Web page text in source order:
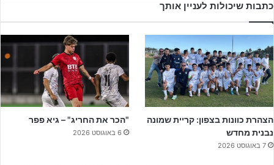
מחזור בליגות הנוער והילדים לא עניינית כלל!
חשוב לי לסכם ולהבהיר אנו במגמה של שיפור אדיר בכל המתייחס
לשיפוט בליגות הנוער והנערים. היות ואני מאמין שיהיו מקרים של
התנהלות לא תקינה וכל מקרה ייבדק לגופו ואנו נפעל בהתאם למסקנות
הבדיקה.
אודה לכם מאוד שלא תציגו מצג שווא ותכתימו את האיגוד ואת ציבור
השופטים שעושה את עבודתו נאמנה מידי יום במגרשים בתנאים לא
תנאים".
כתבות שיכולות לעניין אותך
הצהרת כוונות בצפון: קריית שמונה
נבנית מחדש
7 באוגוסט 2026
"הכר את החריג" – גיא פפר
6 באוגוסט 2026